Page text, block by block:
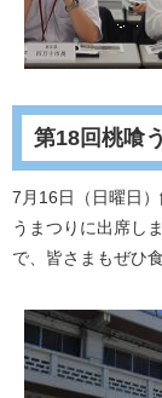
第18回桃喰
7月16日（日曜日
うまつりに出席し
で、皆さまもぜひ